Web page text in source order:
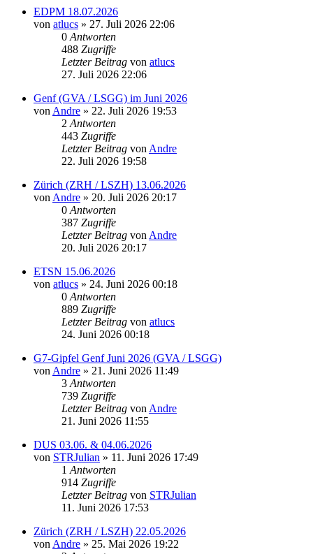
EDPM 18.07.2026
von atlucs » 27. Juli 2026 22:06
0 Antworten
488 Zugriffe
Letzter Beitrag von atlucs
27. Juli 2026 22:06
Genf (GVA / LSGG) im Juni 2026
von Andre » 22. Juli 2026 19:53
2 Antworten
443 Zugriffe
Letzter Beitrag von Andre
22. Juli 2026 19:58
Zürich (ZRH / LSZH) 13.06.2026
von Andre » 20. Juli 2026 20:17
0 Antworten
387 Zugriffe
Letzter Beitrag von Andre
20. Juli 2026 20:17
ETSN 15.06.2026
von atlucs » 24. Juni 2026 00:18
0 Antworten
889 Zugriffe
Letzter Beitrag von atlucs
24. Juni 2026 00:18
G7-Gipfel Genf Juni 2026 (GVA / LSGG)
von Andre » 21. Juni 2026 11:49
3 Antworten
739 Zugriffe
Letzter Beitrag von Andre
21. Juni 2026 11:55
DUS 03.06. & 04.06.2026
von STRJulian » 11. Juni 2026 17:49
1 Antworten
914 Zugriffe
Letzter Beitrag von STRJulian
11. Juni 2026 17:53
Zürich (ZRH / LSZH) 22.05.2026
von Andre » 25. Mai 2026 19:22